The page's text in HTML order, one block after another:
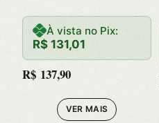
À vista no Pix:
R$ 131,01
R$ 137,90
VER MAIS